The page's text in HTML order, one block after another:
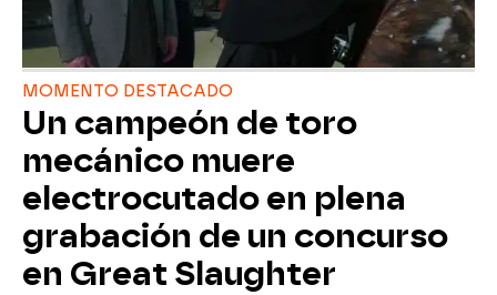
MOMENTO DESTACADO
Un campeón de toro
mecánico muere
electrocutado en plena
grabación de un concurso
en Great Slaughter